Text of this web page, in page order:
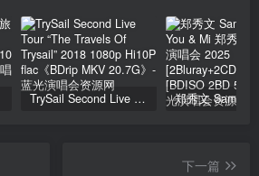
TrySail Second Live Tour “The Travels Of Trysail” 2018 1080p Hi10P flac《BDrip MKV 20.7G》
下一篇